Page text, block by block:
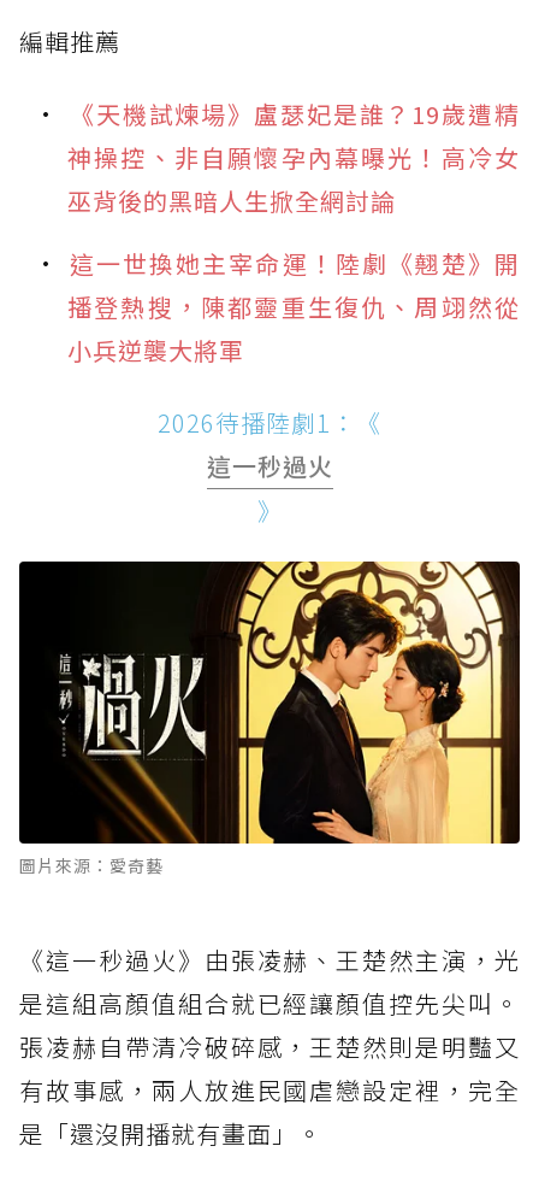
編輯推薦
《天機試煉場》盧瑟妃是誰？19歲遭精
神操控、非自願懷孕內幕曝光！高冷女
巫背後的黑暗人生掀全網討論
這一世換她主宰命運！陸劇《翹楚》開
播登熱搜，陳都靈重生復仇、周翊然從
小兵逆襲大將軍
2026待播陸劇1：《
這一秒過火
》
圖片來源：愛奇藝
《這一秒過火》由張凌赫、王楚然主演，光
是這組高顏值組合就已經讓顏值控先尖叫。
張凌赫自帶清冷破碎感，王楚然則是明豔又
有故事感，兩人放進民國虐戀設定裡，完全
是「還沒開播就有畫面」。